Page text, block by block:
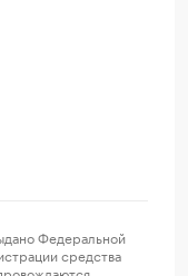
Федеральной
средства